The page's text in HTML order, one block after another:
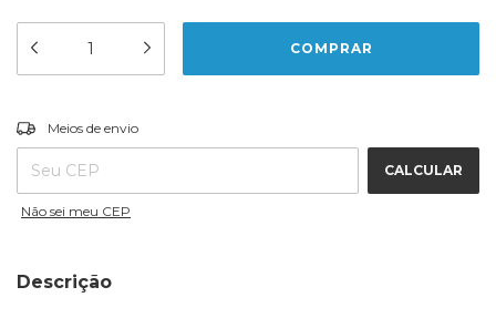
Entregas para o CEP:
Meios de envio
CALCULAR
Não sei meu CEP
Descrição